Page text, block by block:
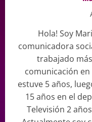
Hola! Soy
comunicadora
trabajado
comunicación en
estuve 5 años,
15 años en el
Televisión 2